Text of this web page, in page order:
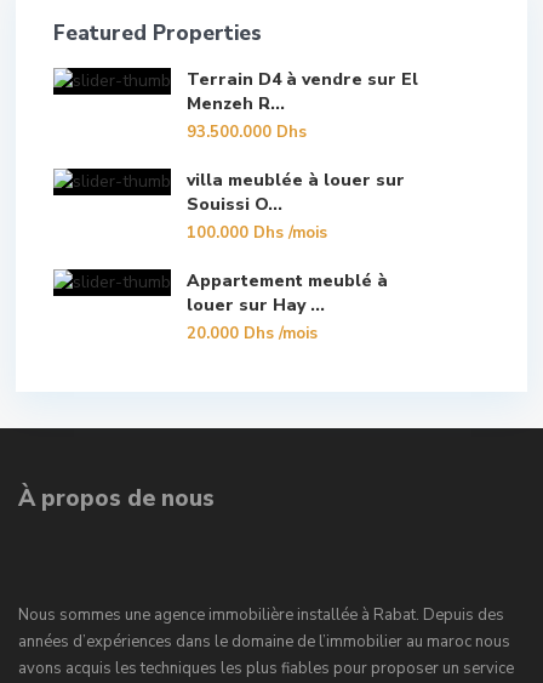
Featured Properties
Terrain D4 à vendre sur El
Menzeh R...
93.500.000 Dhs
villa meublée à louer sur
Souissi O...
100.000 Dhs/mois
Appartement meublé à
louer sur Hay ...
20.000 Dhs/mois
À propos de nous
Nous sommes une agence immobilière installée à Rabat. Depuis des
années d’expériences dans le domaine de l’immobilier au maroc nous
avons acquis les techniques les plus fiables pour proposer un service